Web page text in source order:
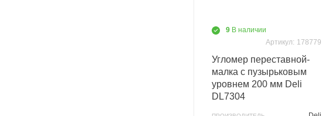
9 В наличии
Артикул: 178779
Угломер переставной-
малка с пузырьковым
уровнем 200 мм Deli
DL7304